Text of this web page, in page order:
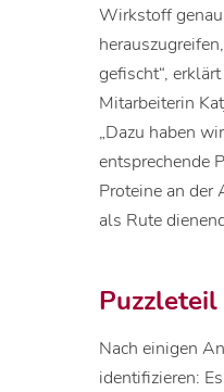
Wirkstoff
gefischt“,
Mitarbeiterin
„Dazu haben
entsprechende
Proteine an der
als Rute
Nach einigen
identifizieren: